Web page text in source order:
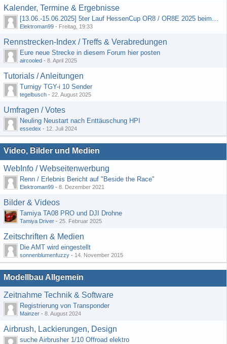
Kalender, Termine & Ergebnisse
[13.06.-15.06.2025] 5ter Lauf HessenCup OR8 / OR8E 2025 beim MSC Ober-Mörlen e.V.
Elektroman99 - Freitag, 19:33
Rennstrecken-Index / Treffs & Verabredungen
Eure neue Strecke in diesem Forum hier posten
aircooled - 8. April 2025
Tutorials / Anleitungen
Turnigy TGY-i 10 Sender
tegelbusch - 22. August 2025
Umfragen / Votes
Neuling Neustart nach Enttäuschung HPI
essedex - 12. Juli 2024
Video, Bilder und Medien
WebInfo / Webseitenwerbung
Renn / Erlebnis Bericht auf "Beside the Race"
Elektroman99 - 8. Dezember 2021
Bilder & Videos
Tamiya TA08 PRO und DJI Drohne
Tamiya Driver - 25. Februar 2025
Zeitschriften & Medien
Die AMT wird eingestellt
sonnenblumenfuzzy - 14. November 2015
Modellbau Allgemein
Zeitnahme Technik & Software
Registrierung von Transponder
Mainzer - 8. August 2024
Airbrush, Lackierungen, Design
suche Airbrusher 1/10 Offroad elektro